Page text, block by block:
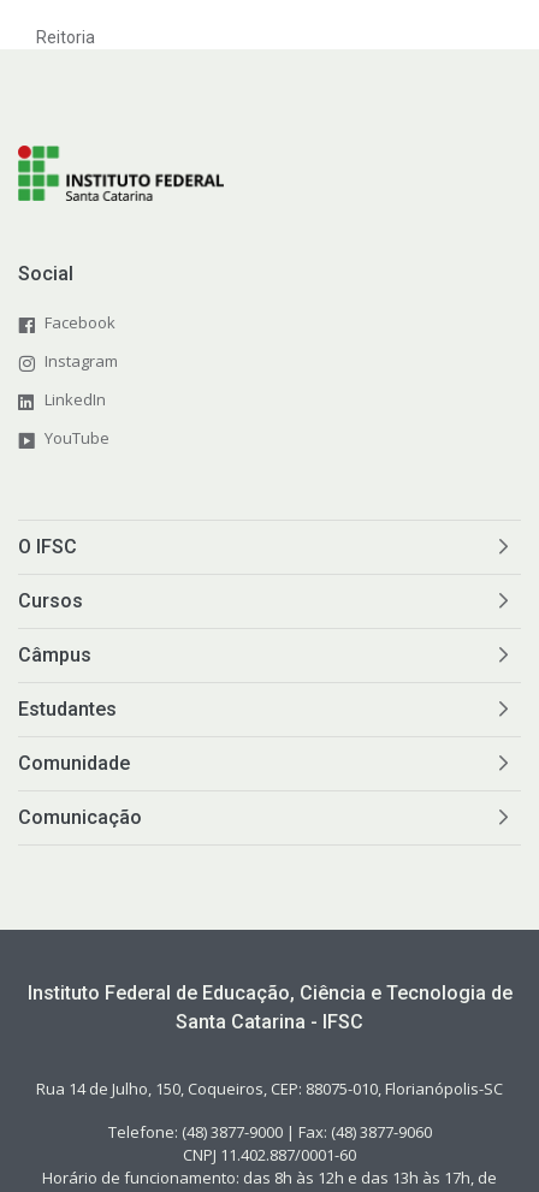
Reitoria
Social
Facebook
Instagram
LinkedIn
YouTube
O IFSC
Cursos
Câmpus
Estudantes
Comunidade
Comunicação
Instituto Federal de Educação, Ciência e Tecnologia de
Santa Catarina - IFSC
Rua 14 de Julho, 150, Coqueiros, CEP: 88075-010, Florianópolis-SC
Telefone: (48) 3877-9000 | Fax: (48) 3877-9060
CNPJ 11.402.887/0001-60
Horário de funcionamento: das 8h às 12h e das 13h às 17h, de